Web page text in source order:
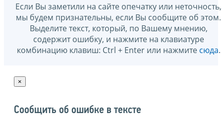
Если Вы заметили на сайте опечатку или неточность,
мы будем признательны, если Вы сообщите об этом.
Выделите текст, который, по Вашему мнению,
содержит ошибку, и нажмите на клавиатуре
комбинацию клавиш: Ctrl + Enter или нажмите сюда.
×
Сообщить об ошибке в тексте